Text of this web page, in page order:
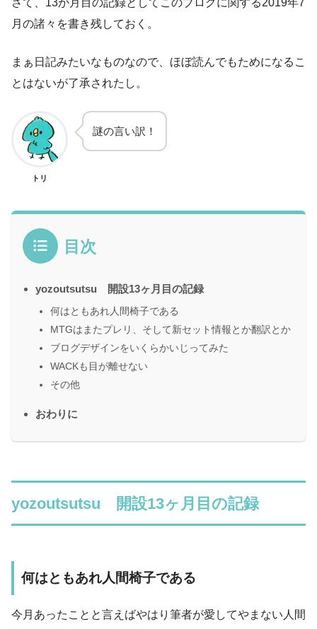
さて、 13か月目の記録としてこのブログに関する2019年7
月の諸々を書き残しておく。
まぁ日記みたいなものなので、ほぼ読んでもためになるこ
とはないが了承されたし。
トリ
謎の言い訳！
目次
yozoutsutsu 開設13ヶ月目の記録
何はともあれ人間椅子である
MTGはまたプレリ、そして新セット情報とか翻訳とか
ブログデザインをいくらかいじってみた
WACKも目が離せない
その他
おわりに
yozoutsutsu 開設13ヶ月目の記録
何はともあれ人間椅子である
今月あったことと言えばやはり筆者が愛してやまない人間